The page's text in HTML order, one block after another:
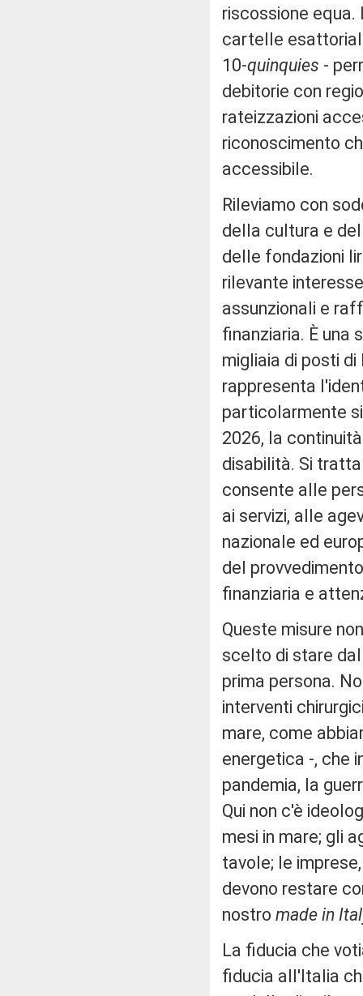
riscossione
cartelle
10-quinquies -
debitorie con
rateizzazioni
riconoscimento
accessibile.
Rileviamo con
della cultura e
delle fondazioni
rilevante
assunzionali e
finanziaria. È
migliaia di posti
rappresenta
particolarmente
2026, la
disabilità. Si
consente alle
ai servizi, alle
nazionale ed
del
finanziaria e
Queste misure
scelto di stare
prima persona.
interventi
mare, come
energetica -, che
pandemia, la
Qui non c'è
mesi in mare; gli
tavole; le
devono restare
nostro made in
La fiducia che
fiducia all'Italia